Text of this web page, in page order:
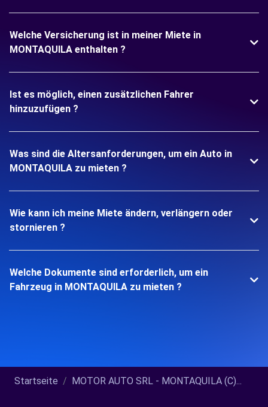
Welche Versicherung ist in meiner Miete in
MONTAQUILA enthalten ?
Ist es möglich, einen zusätzlichen Fahrer
hinzuzufügen ?
Was sind die Altersanforderungen, um ein Auto in
MONTAQUILA zu mieten ?
Wie kann ich meine Miete ändern, verlängern oder
stornieren ?
Welche Dokumente sind erforderlich, um ein
Fahrzeug in MONTAQUILA zu mieten ?
Startseite MOTOR AUTO SRL - MONTAQUILA (C)...